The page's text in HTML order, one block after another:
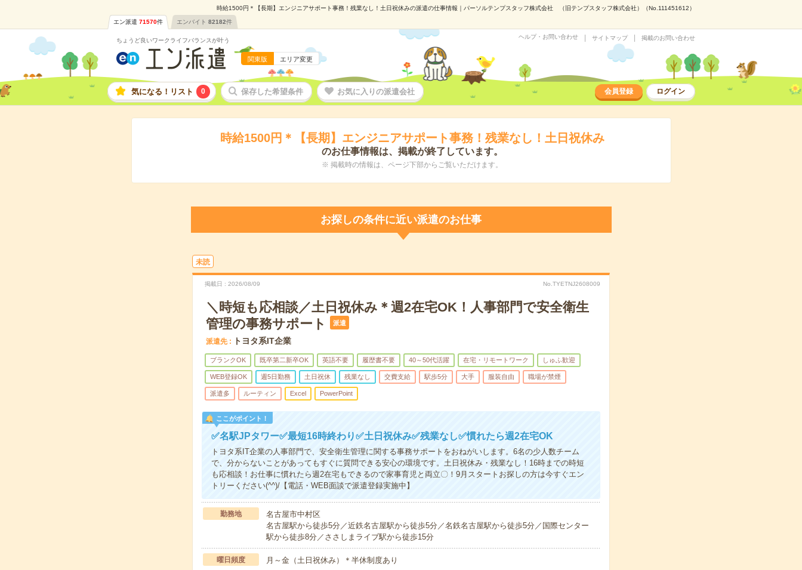
時給1500円＊【長期】エンジニアサポート事務！残業なし！土日祝休みの派遣の仕事情報｜パーソルテンプスタッフ株式会社 （旧テンプスタッフ株式会社）（No.111451612）
エン派遣 71570件 エンバイト 82182件
ちょうど良いワークライフバランスが叶う
関東版 エリア変更
ヘルプ・お問い合わせ サイトマップ 掲載のお問い合わせ
気になる！リスト 0 保存した希望条件 お気に入りの派遣会社 会員登録 ログイン
時給1500円＊【長期】エンジニアサポート事務！残業なし！土日祝休み
のお仕事情報は、掲載が終了しています。
※ 掲載時の情報は、ページ下部からご覧いただけます。
お探しの条件に近い派遣のお仕事
未読
掲載日 2026/08/09 No.TYETNJ2608009
＼時短も応相談／土日祝休み＊週2在宅OK！人事部門で安全衛生
管理の事務サポート
派遣
派遣先 トヨタ系IT企業
ブランクOK 既卒第二新卒OK 英語不要 履歴書不要 40～50代活躍 在宅・リモートワーク しゅふ歓迎
WEB登録OK 週5日勤務 土日祝休 残業なし 交費支給 駅歩5分 大手 服装自由 職場が禁煙
派遣多 ルーティン Excel PowerPoint
ここがポイント！
✅名駅JPタワー✅最短16時終わり✅土日祝休み✅残業なし✅慣れたら週2在宅OK
トヨタ系IT企業の人事部門で、安全衛生管理に関する事務サポートをおねがいします。6名の少人数チーム
で、分からないことがあってもすぐに質問できる安心の環境です。土日祝休み・残業なし！16時までの時短
も応相談！お仕事に慣れたら週2在宅もできるので家事育児と両立〇！9月スタートお探しの方は今すぐエン
トリーください(^^)/【電話・WEB面談で派遣登録実施中】
勤務地
名古屋市中村区
名古屋駅から徒歩5分／近鉄名古屋駅から徒歩5分／名鉄名古屋駅から徒歩5分／国際センター
駅から徒歩8分／ささしまライブ駅から徒歩15分
曜日頻度 月～金（土日祝休み）＊半休制度あり